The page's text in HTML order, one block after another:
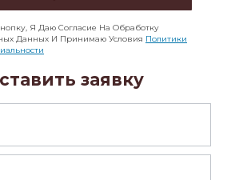
Я Даю Согласие На Обработку
Данных И Принимаю Условия Политики
заявку